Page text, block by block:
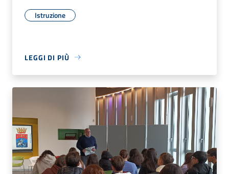
Istruzione
LEGGI DI PIÙ